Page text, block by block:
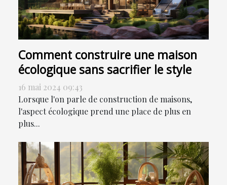
Comment construire une maison
écologique sans sacrifier le style
16 mai 2024 09:43
Lorsque l'on parle de construction de maisons,
l'aspect écologique prend une place de plus en
plus...